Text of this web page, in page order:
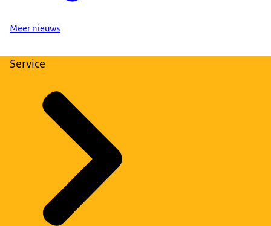
Meer nieuws
Service